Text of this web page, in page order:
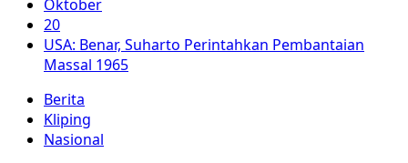
Oktober
20
USA: Benar, Suharto Perintahkan Pembantaian
Massal 1965
Berita
Kliping
Nasional